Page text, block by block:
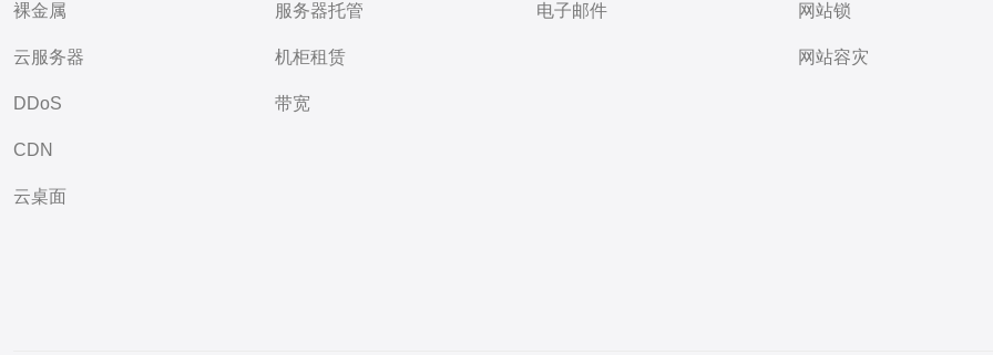
裸金属
云服务器
DDoS
CDN
云桌面
服务器托管
机柜租赁
带宽
电子邮件 网站锁
网站容灾